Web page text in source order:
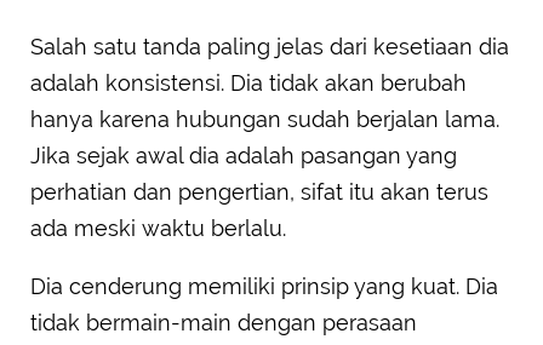
Salah satu tanda paling jelas dari kesetiaan dia
adalah konsistensi. Dia tidak akan berubah
hanya karena hubungan sudah berjalan lama.
Jika sejak awal dia adalah pasangan yang
perhatian dan pengertian, sifat itu akan terus
ada meski waktu berlalu.
Dia cenderung memiliki prinsip yang kuat. Dia
tidak bermain-main dengan perasaan